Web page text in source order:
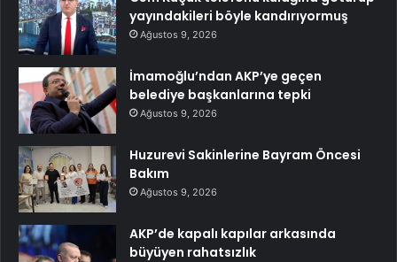
yayındakileri böyle kandırıyormuş
Ağustos 9, 2026
İmamoğlu’ndan AKP’ye geçen
belediye başkanlarına tepki
Ağustos 9, 2026
Huzurevi Sakinlerine Bayram Öncesi
Bakım
Ağustos 9, 2026
AKP’de kapalı kapılar arkasında
büyüyen rahatsızlık